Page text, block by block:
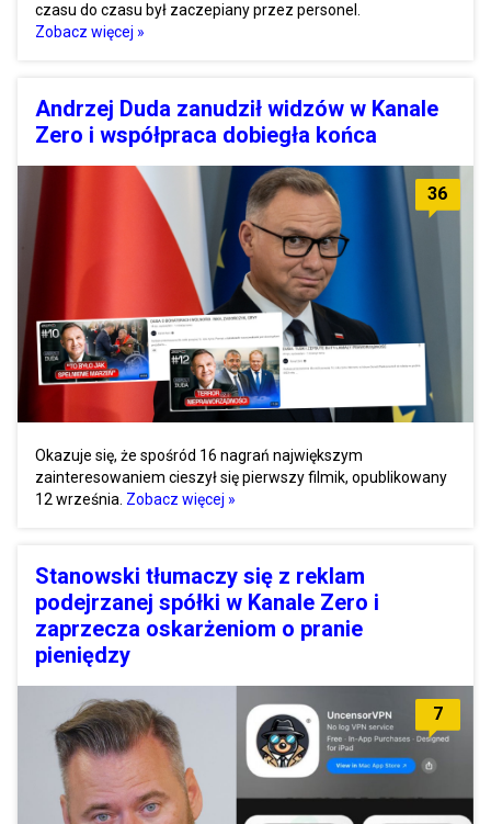
czasu do czasu był zaczepiany przez personel.
Zobacz więcej »
Andrzej Duda zanudził widzów w Kanale
Zero i współpraca dobiegła końca
36
Okazuje się, że spośród 16 nagrań największym
zainteresowaniem cieszył się pierwszy filmik, opublikowany
12 września. Zobacz więcej »
Stanowski tłumaczy się z reklam
podejrzanej spółki w Kanale Zero i
zaprzecza oskarżeniom o pranie
pieniędzy
7